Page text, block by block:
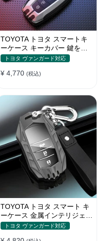
TOYOTA トヨタ スマートキ
ーケース キーカバー 鍵を保
護 汚れ防止 滑り止め
トヨタ ヴァンガード対応
¥ 4,770 (税込)
TOYOTA トヨタ スマート キ
ーケース 金属インテリジェン
トキーケース 高質な亜鉛合金
トヨタ ヴァンガード対応